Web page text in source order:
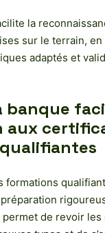
la
sur le terrain, en
adaptés et
banque
aux
formations
préparation
permet de revoir